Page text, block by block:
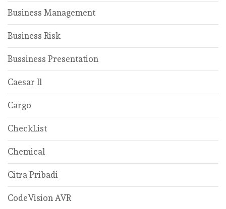
Business Management
Business Risk
Bussiness Presentation
Caesar ll
Cargo
CheckList
Chemical
Citra Pribadi
CodeVision AVR